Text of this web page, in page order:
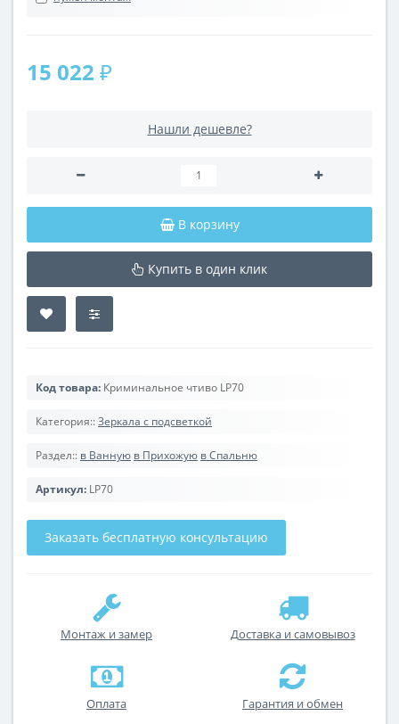
15 022 ₽
Нашли дешевле?
В корзину
Купить в один клик
Код товара: Криминальное чтиво LP70
Категория::Зеркала с подсветкой
Раздел:: в Ванную в Прихожую в Спальню
Артикул: LP70
Заказать бесплатную консультацию
Монтаж и замер Доставка и самовывоз
Оплата Гарантия и обмен